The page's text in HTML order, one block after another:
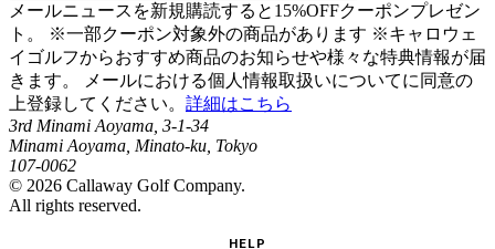
メールニュースを新規購読すると15%OFFクーポンプレゼン
ト。 ※一部クーポン対象外の商品があります ※キャロウェ
イゴルフからおすすめ商品のお知らせや様々な特典情報が届
きます。 メールにおける個人情報取扱いについてに同意の
上登録してください。 詳細はこちら
3rd Minami Aoyama, 3-1-34
Minami Aoyama, Minato-ku, Tokyo
107-0062
© 2026 Callaway Golf Company.
All rights reserved.
HELP